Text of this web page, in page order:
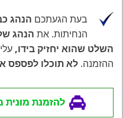
בעת הגעתכם הנהג
הנחיתות. את הנהג
השלט שהוא יחזיק בידו,
ההזמנה. לא תוכלו לפספס
להזמנת מונית